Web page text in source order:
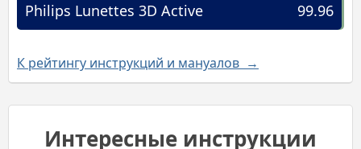
99.96
Philips Lunettes 3D Active
К рейтингу инструкций и мануалов →
Интересные инструкции